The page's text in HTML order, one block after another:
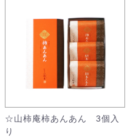
☆山柿庵柿あんあん 3個入
り